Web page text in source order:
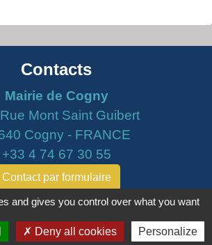
Contacts
Mairie de Cogny
Mont Saint Guibert
Cogny - FRANCE
+33 4 74 67 30 55
Contact par formulaire
: 16h30 - 18h30
and gives you control over what you want
Deny all cookies Personalize